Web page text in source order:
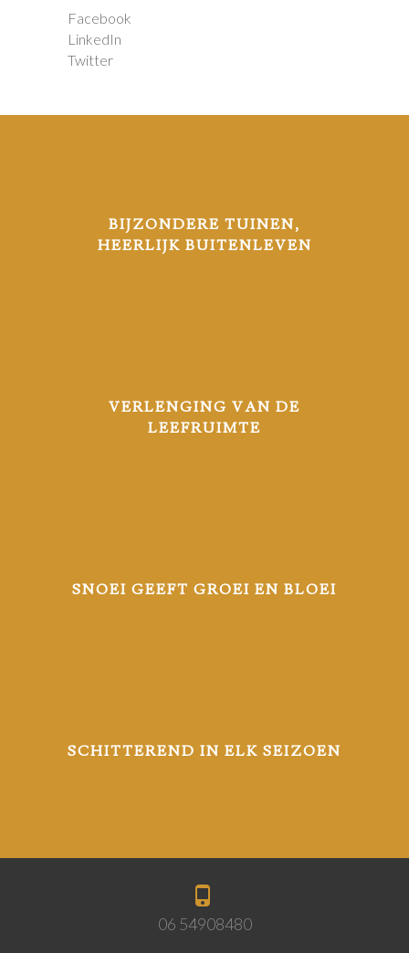
Facebook
LinkedIn
Twitter
BIJZONDERE TUINEN,
HEERLIJK BUITENLEVEN
VERLENGING VAN DE
LEEFRUIMTE
SNOEI GEEFT GROEI EN BLOEI
SCHITTEREND IN ELK SEIZOEN
06 54908480